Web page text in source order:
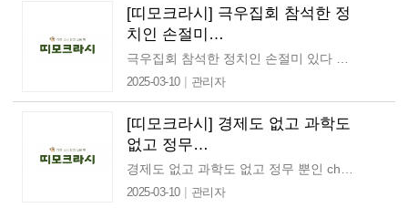
[띠모크라시] 극우집회 참석한 정
치인 손절미…
2025-03-10| 관리자
[띠모크라시] 경제도 없고 과학도
없고 정무…
2025-03-10| 관리자